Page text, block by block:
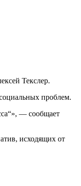
Текслер.
проблем.
— сообщает
исходящих от